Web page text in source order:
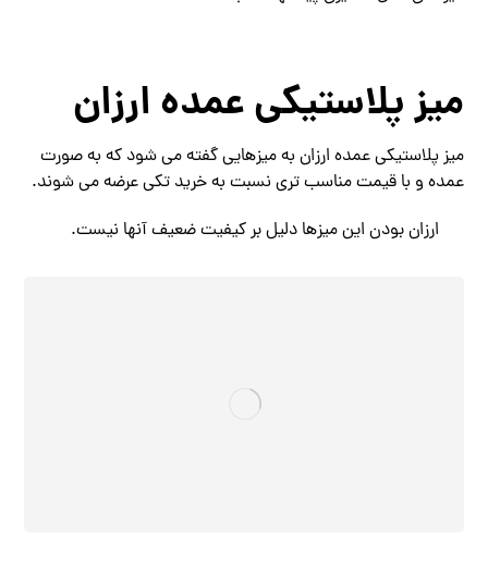
میز پلاستیکی عمده ارزان
میز پلاستیکی عمده ارزان به میزهایی گفته می شود که به صورت
عمده و با قیمت مناسب تری نسبت به خرید تکی عرضه می شوند.
ارزان بودن این میزها دلیل بر کیفیت ضعیف آنها نیست.